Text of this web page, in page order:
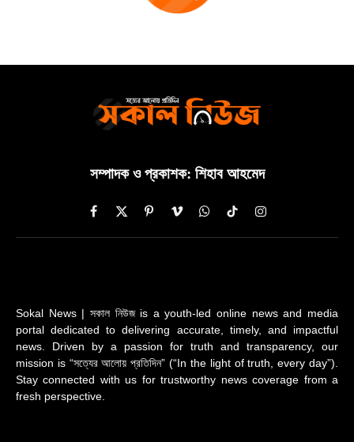
সম্পাদক ও প্রকাশক: শিহাব আহমেদ
Facebook
X
(Twitter)
PinterestVimeoWhatsAppTikTokInstagram
Sokal News | সকাল নিউজ is a youth-led online news and media
portal dedicated to delivering accurate, timely, and impactful
news. Driven by a passion for truth and transparency, our
mission is “সত্যের আলোয় প্রতিদিন” (“In the light of truth, every day”).
Stay connected with us for trustworthy news coverage from a
fresh perspective.